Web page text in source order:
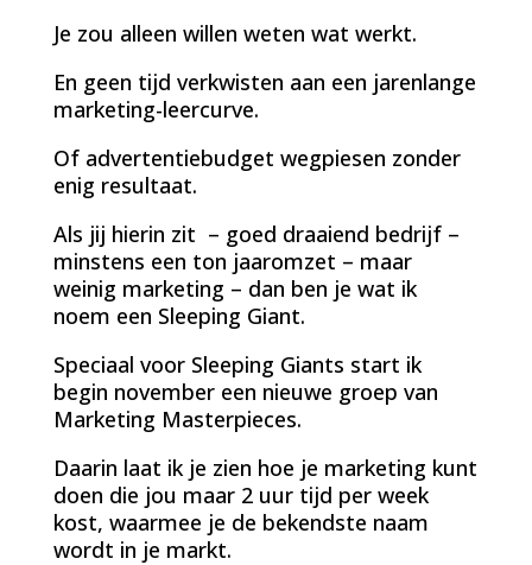
Je zou alleen willen weten wat werkt.
En geen tijd verkwisten aan een jarenlange
marketing-leercurve.
Of advertentiebudget wegpiesen zonder
enig resultaat.
Als jij hierin zit – goed draaiend bedrijf –
minstens een ton jaaromzet – maar
weinig marketing – dan ben je wat ik
noem een Sleeping Giant.
Speciaal voor Sleeping Giants start ik
begin november een nieuwe groep van
Marketing Masterpieces.
Daarin laat ik je zien hoe je marketing kunt
doen die jou maar 2 uur tijd per week
kost, waarmee je de bekendste naam
wordt in je markt.